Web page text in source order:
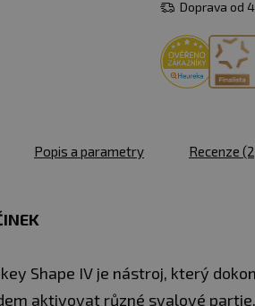
Doprava od
Popis a parametry Recenze
Shape IV je nástroj, který
aktivovat různé svalové partie.